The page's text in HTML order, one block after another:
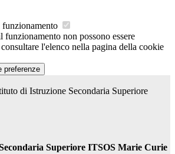
funzionamento
funzionamento non possono essere
l'elenco nella pagina della cookie
preferenze
di Istruzione Secondaria Superiore
Superiore ITSOS Marie Curie